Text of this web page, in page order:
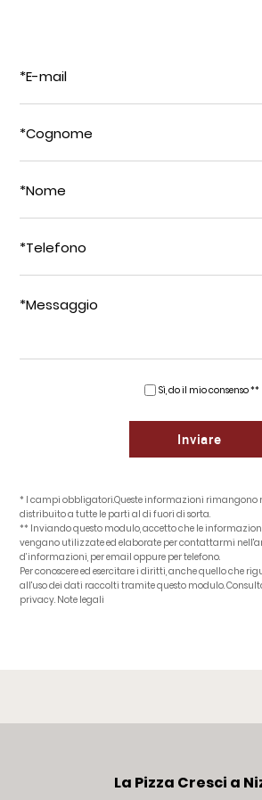
*E-mail
*Cognome
*Nome
*Telefono
*Messaggio
Sì, do il mio consenso **
* I campi obbligatori.Queste informazioni rimangono
distribuito a tutte le parti al di fuori di sorta.
** Inviando questo modulo, accetto che le
vengano utilizzate ed elaborate per contattarmi
d’informazioni, per email oppure per telefono.
Per conoscere ed esercitare i diritti, anche quello che
all'uso dei dati raccolti tramite questo modulo.
privacy. Note legali
La Pizza Cresci a